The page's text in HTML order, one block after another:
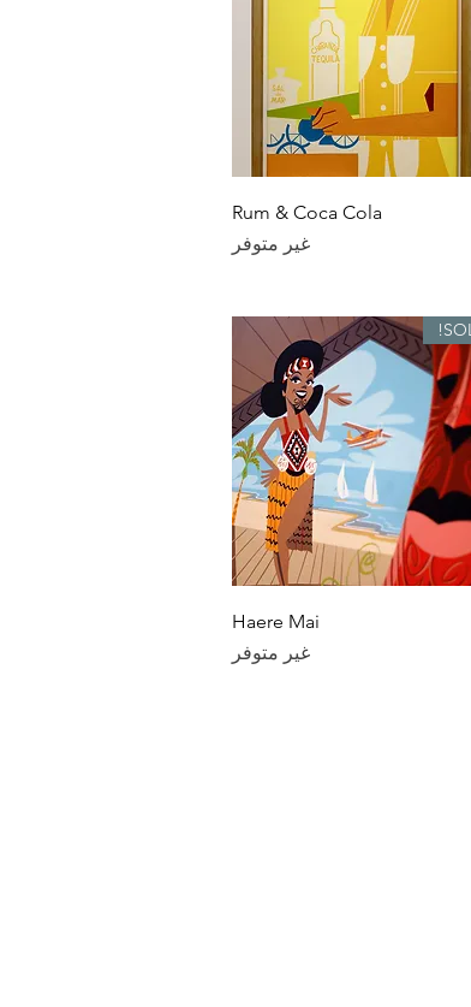
العرض السريع
Rum & Coca Cola
غير متوفر
العرض السريعHaere Mai
غير متوفر